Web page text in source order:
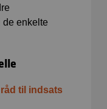
de enkelte
til indsats